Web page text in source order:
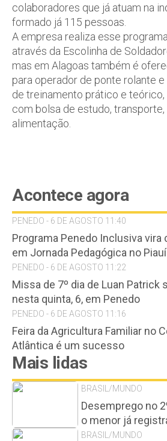
colaboradores que já atuam na
formado já 115 pessoas.
A empresa realiza esse
através da Escolinha de
mas em Alagoas também é
para operador de ponte rolante
de treinamento prático e
com bolsa de estudo,
alimentação.
Acontece agora
PENEDO - 6 DE AGOSTO 11:40
Programa Penedo Inclusiva
em Jornada Pedagógica no Piauí
PENEDO - 6 DE AGOSTO 11:22
Missa de 7º dia de Luan Patrick
nesta quinta, 6, em Penedo
PENEDO - 6 DE AGOSTO 11:16
Feira da Agricultura Familiar no
Atlântica é um sucesso
Mais lidas
BRASIL/MUNDO
Desemprego no
o menor já
BRASIL/MUNDO